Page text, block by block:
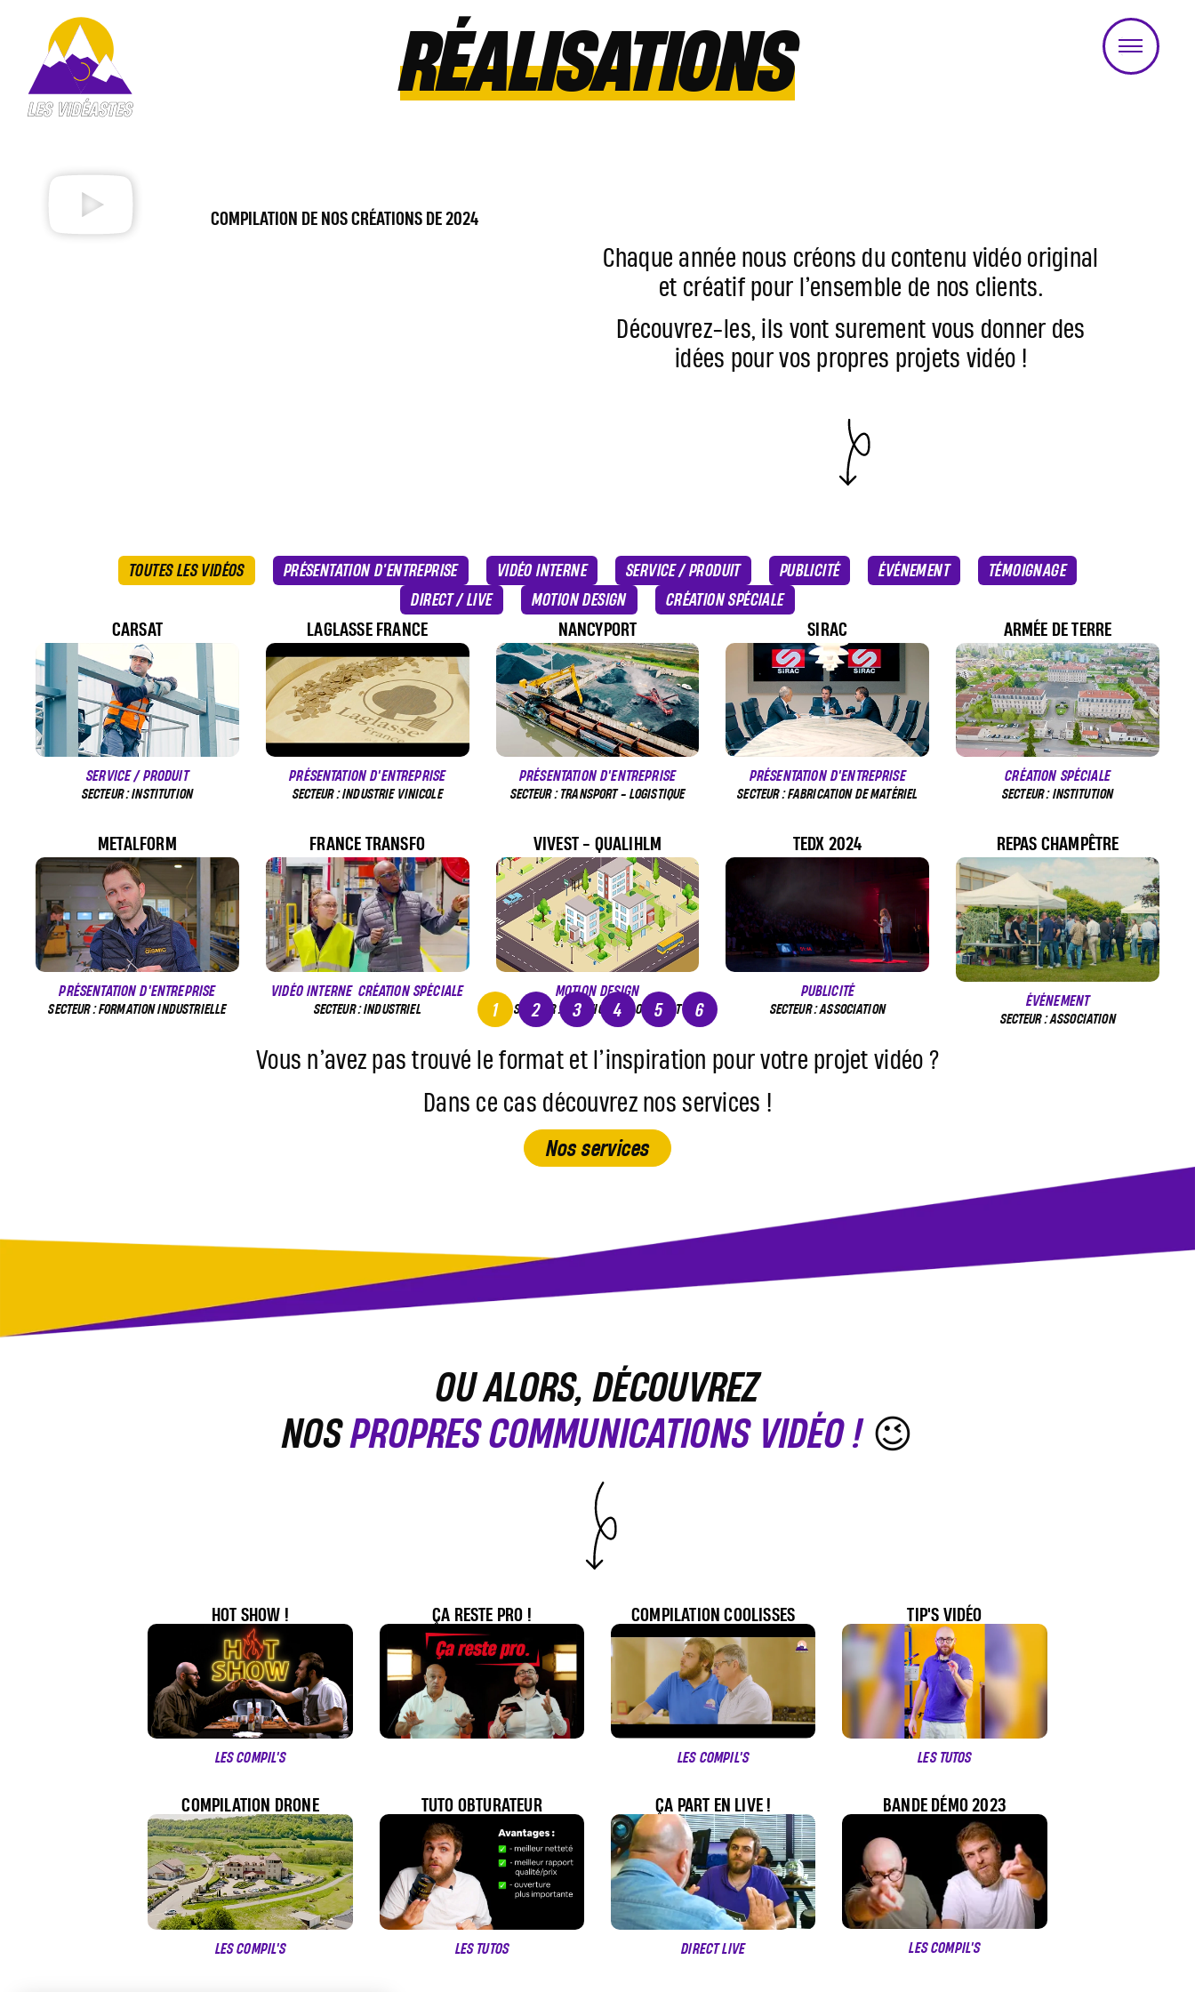
RÉALISATIONS
COMPILATION DE NOS CRÉATIONS DE 2024
Chaque année nous créons du contenu vidéo original
et créatif pour l’ensemble de nos clients.
Découvrez-les, ils vont surement vous donner des
idées pour vos propres projets vidéo !
TOUTES LES VIDÉOS PRÉSENTATION D'ENTREPRISE VIDÉO INTERNE SERVICE / PRODUIT PUBLICITÉ ÉVÉNEMENT
TÉMOIGNAGE
DIRECT / LIVE
MOTION DESIGN CRÉATION SPÉCIALE
CARSAT
SERVICE / PRODUIT
SECTEUR : INSTITUTION
LAGLASSE FRANCE
PRÉSENTATION D'ENTREPRISE
SECTEUR : INDUSTRIE VINICOLE
NANCYPORT
PRÉSENTATION D'ENTREPRISE
SECTEUR : TRANSPORT - LOGISTIQUE
SIRAC
PRÉSENTATION D'ENTREPRISE
SECTEUR : FABRICATION DE MATÉRIEL
ARMÉE DE TERRE
CRÉATION SPÉCIALE
SECTEUR : INSTITUTION
METALFORM
PRÉSENTATION D'ENTREPRISE
SECTEUR : FORMATION INDUSTRIELLE
FRANCE TRANSFO
VIDÉO INTERNE CRÉATION SPÉCIALE
SECTEUR : INDUSTRIEL
VIVEST - QUALIHLM
MOTION DESIGN
SECTEUR : LOCATION DE LOGEMENT
TEDX 2024
PUBLICITÉ
SECTEUR : ASSOCIATION
REPAS CHAMPÊTRE
ÉVÉNEMENT
SECTEUR : ASSOCIATION
1 2 3 4 5 6
Vous n’avez pas trouvé le format et l’inspiration pour votre projet vidéo ?
Dans ce cas découvrez nos services !
Nos services
OU ALORS, DÉCOUVREZ
NOSPROPRES COMMUNICATIONS VIDÉO !😉
HOT SHOW !
LES COMPIL'S
ÇA RESTE PRO ! COMPILATION COOLISSES
LES COMPIL'S
TIP'S VIDÉO
LES TUTOS
COMPILATION DRONE
LES COMPIL'S
TUTO OBTURATEUR
LES TUTOS
ÇA PART EN LIVE !
DIRECT LIVE
BANDE DÉMO 2023
LES COMPIL'S